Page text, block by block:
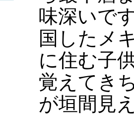
味深いで
国したメ
に住む子
覚えてき
が垣間見